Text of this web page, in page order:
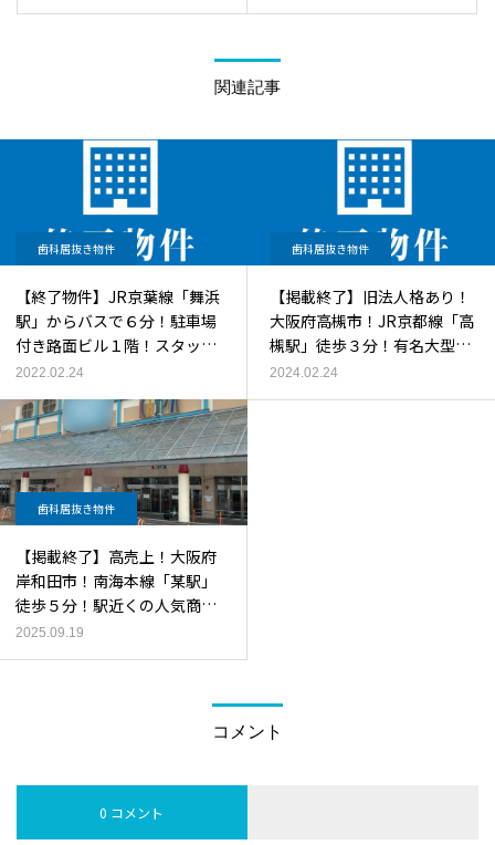
関連記事
歯科居抜き物件
【終了物件】JR京葉線「舞浜
駅」からバスで６分！駐車場
付き路面ビル１階！スタッフ
継続可能！半個室タイプの診
居抜き物件！
2022.02.24
歯科居抜き物件
【掲載終了】旧法人格あり！
大阪府高槻市！JR京都線「高
槻駅」徒歩３分！有名大型商
業施設目の前！大通交差点角
2024.02.24
歯科居抜き物件
【掲載終了】高売上！大阪府
岸和田市！南海本線「某駅」
徒歩５分！駅近くの人気商業
施設内2階の好立地！】の歯
2025.09.19
コメント
0 コメント